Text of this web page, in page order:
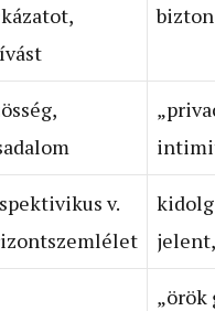
v.
„örök